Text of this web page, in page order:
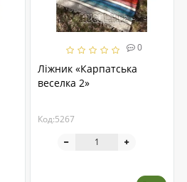
0
Ліжник «Карпатська
веселка 2»
Код:5267